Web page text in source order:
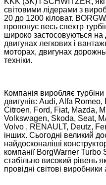
світовими лідерами з
20 до 1200 кіловат.
пропонує весь спектр
широко застосовуються на
двигунах легкових і
моторах, двигунах
техніки.
Компанія виробляє
двигунів: Audi, Alfa
Citroen, Ford, Fiat, Mazda,
Volkswagen, Skoda, Seat,
Volvo , RENAULT, Deutz,
інших. Сьогодні великий
найдосконаліші
компанії BorgWarner Turbo
стабільно високий рівень
провідні світові виробники